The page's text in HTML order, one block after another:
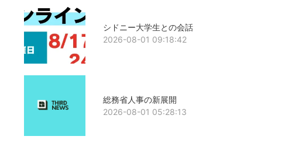
シドニー大学生との会話
2026-08-01 09:18:42
総務省人事の新展開
2026-08-01 05:28:13